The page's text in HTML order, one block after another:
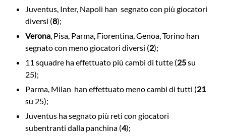
Juventus, Inter, Napoli han segnato con più giocatori
diversi (8);
Verona, Pisa, Parma, Fiorentina, Genoa, Torino han
segnato con meno giocatori diversi (2);
11 squadre ha effettuato più cambi di tutte (25su
25);
Parma, Milan han effettuato meno cambi di tutti (21
su 25);
Juventus ha segnato più reti con giocatori
subentranti dalla panchina (4);